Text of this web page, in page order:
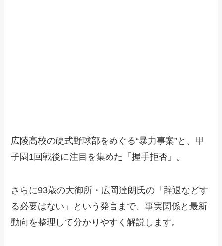
広陵高校の硬式野球部をめぐる“暴力事案”と、甲
子園1回戦後に注目を集めた「握手拒否」。
さらに93歳の大御所・広岡達朗氏の「辞退などす
る必要はない」という発言まで、事実関係と最新
動向を整理して分かりやすく解説します。